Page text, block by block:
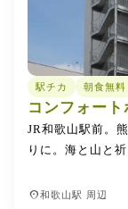
駅チカ 朝食無料
コンフォー
JR和歌山駅前。
りに。海と山と
place和歌山駅 周辺